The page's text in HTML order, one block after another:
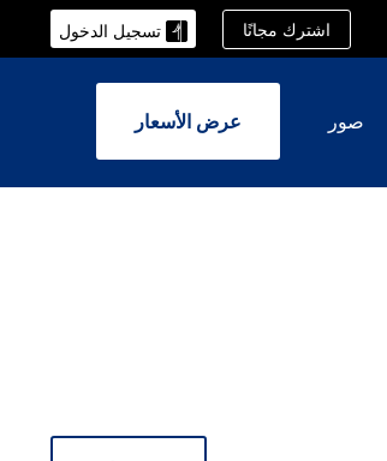
اشترك مجانًا تسجيل الدخول
صور عرض الأسعار